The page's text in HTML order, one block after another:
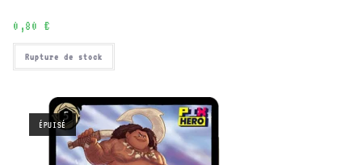
0,80 €
Rupture de stock
ÉPUISÉ